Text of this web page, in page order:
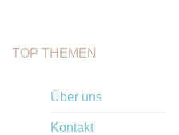
TOP THEMEN
Über uns
Kontakt